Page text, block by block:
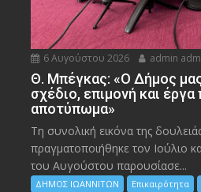
6 Αυγούστου 2026 admin
Θ. Μπέγκας: «Ο Δήμος
σχέδιο, επιμονή και
αποτύπωμα»
Τη συνολική εικόνα της
πραγματοποιήθηκε τον Ιούλιο
του Αυγούστου παρουσίασε...
ΔΗΜΟΣ ΙΩΑΝΝΙΤΩΝ Επικαιρότητα